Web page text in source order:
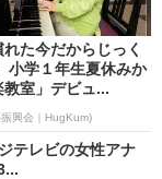
た今だからじっく
小学１年生夏休みか
教室」デビュ...
興会｜HugKum)
テレビの女性アナ